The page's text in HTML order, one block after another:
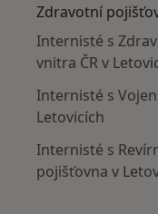
Zdravotní
Internisté s
vnitra ČR v
Internisté s
Letovicích
Internisté s
pojišťovna v